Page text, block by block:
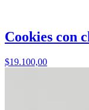
Cookies con
$19.100,00